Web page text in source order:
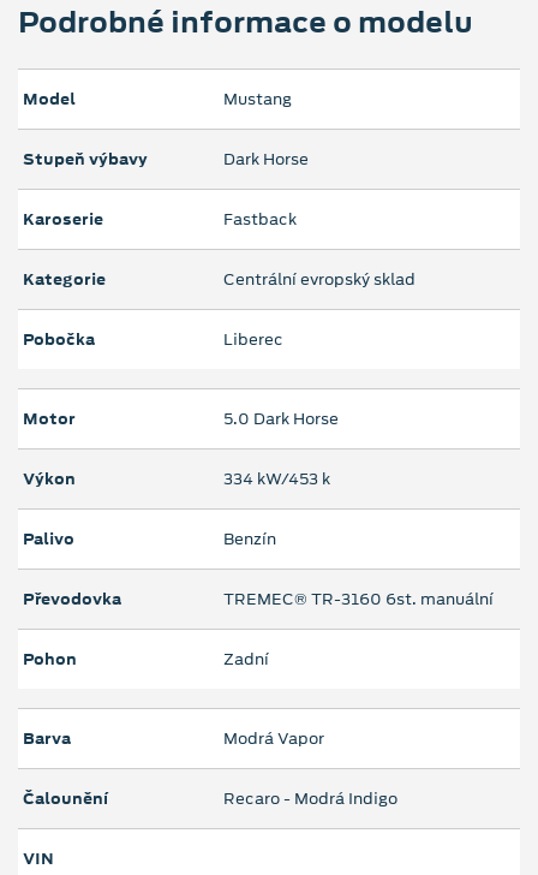
Podrobné informace o modelu
Model Mustang
Stupeň výbavy Dark Horse
Karoserie Fastback
Kategorie Centrální evropský sklad
Pobočka Liberec
Motor 5.0 Dark Horse
Výkon 334 kW/453 k
Palivo Benzín
Převodovka TREMEC® TR-3160 6st. manuální
Pohon Zadní
Barva Modrá Vapor
Čalounění Recaro - Modrá Indigo
VIN